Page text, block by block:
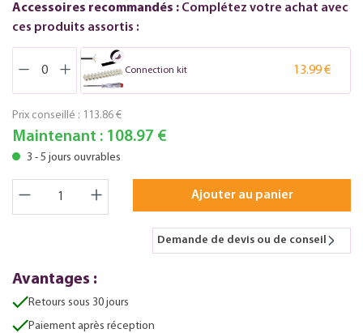
Accessoires recommandés : Complétez votre achat avec
ces produits assortis :
Connection kit 13.99 €
Prix conseillé : 113.86 €
Maintenant : 108.97 €
3 - 5 jours ouvrables
Ajouter au panier
Demande de devis ou de conseil
Avantages :
Retours sous 30 jours
Paiement après réception